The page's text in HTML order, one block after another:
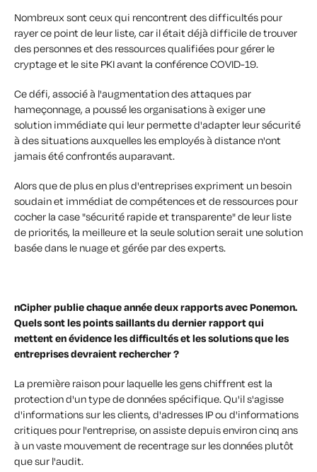
Nombreux sont ceux qui rencontrent des difficultés pour
rayer ce point de leur liste, car il était déjà difficile de trouver
des personnes et des ressources qualifiées pour gérer le
cryptage et le site PKI avant la conférence COVID-19.
Ce défi, associé à l'augmentation des attaques par
hameçonnage, a poussé les organisations à exiger une
solution immédiate qui leur permette d'adapter leur sécurité
à des situations auxquelles les employés à distance n'ont
jamais été confrontés auparavant.
Alors que de plus en plus d'entreprises expriment un besoin
soudain et immédiat de compétences et de ressources pour
cocher la case "sécurité rapide et transparente" de leur liste
de priorités, la meilleure et la seule solution serait une solution
basée dans le nuage et gérée par des experts.
nCipher publie chaque année deux rapports avec Ponemon.
Quels sont les points saillants du dernier rapport qui
mettent en évidence les difficultés et les solutions que les
entreprises devraient rechercher ?
La première raison pour laquelle les gens chiffrent est la
protection d'un type de données spécifique. Qu'il s'agisse
d'informations sur les clients, d'adresses IP ou d'informations
critiques pour l'entreprise, on assiste depuis environ cinq ans
à un vaste mouvement de recentrage sur les données plutôt
que sur l'audit.